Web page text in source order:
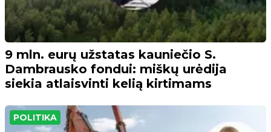
9 mln. eurų užstatas kauniečio S.
Dambrausko fondui: miškų urėdija
siekia atlaisvinti kelią kirtimams
POLITIKA